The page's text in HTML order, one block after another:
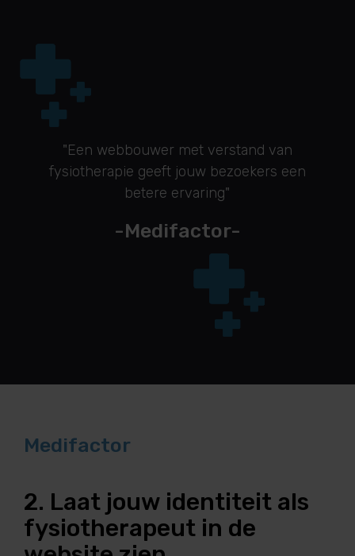
"Een webbouwer met verstand van
fysiotherapie geeft jouw bezoekers een
betere ervaring"
-Medifactor-
Medifactor
2. Laat jouw identiteit als
fysiotherapeut in de